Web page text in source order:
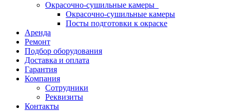
Окрасочно-сушильные камеры
Окрасочно-сушильные камеры
Посты подготовки к окраске
Аренда
Ремонт
Подбор оборудования
Доставка и оплата
Гарантия
Компания
Сотрудники
Реквизиты
Контакты